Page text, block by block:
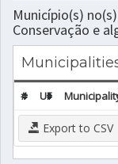
Município(s)
Conservação e
# UF
Export to CSV